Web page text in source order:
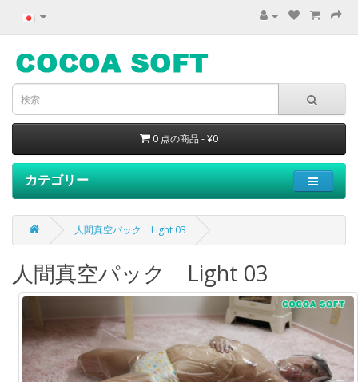
0 点の商品 - ¥0
カテゴリー
人間真空パック Light 03
人間真空パック Light 03